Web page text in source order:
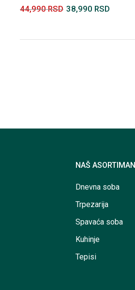
44,990RSD 38,990 RSD
NAŠ ASORTIMAN
Dnevna soba
Trpezarija
Spavaća soba
Kuhinje
Tepisi